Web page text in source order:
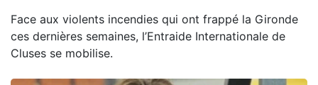
Face aux violents incendies qui ont frappé la Gironde
ces dernières semaines, l’Entraide Internationale de
Cluses se mobilise.